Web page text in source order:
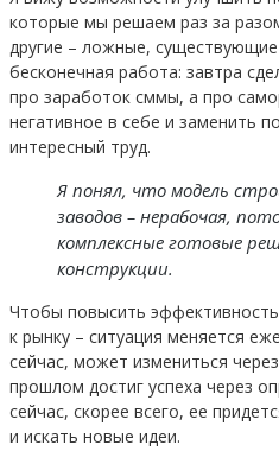
которые мы решаем раз за
другие – ложные,
бесконечная работа: завтра
про заработок сммы, а про
негативное в себе и заменить
интересный труд.
Я понял, что модель
заводов – нерабочая,
комплексные готовые
конструкции.
Чтобы повысить
к рынку – ситуация меняется
сейчас, может измениться
прошлом достиг успеха через
сейчас, скорее всего, ее
и искать новые идеи.